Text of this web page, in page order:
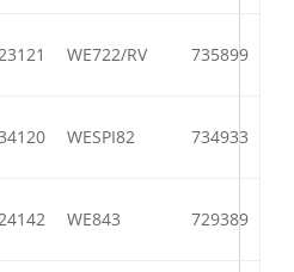
WE722/RV 735899
WESPI82 734933
WE843 729389